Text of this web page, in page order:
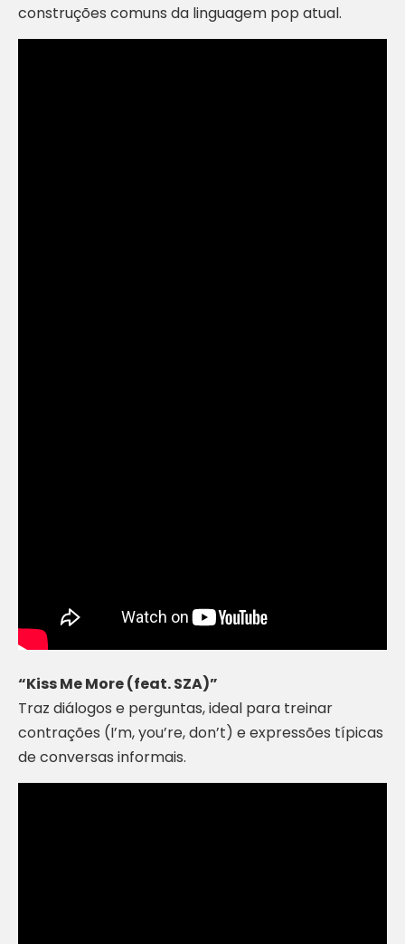
construções comuns da linguagem pop atual.
“Kiss Me More (feat. SZA)”
Traz diálogos e perguntas, ideal para treinar
contrações (I’m, you’re, don’t) e expressões típicas
de conversas informais.